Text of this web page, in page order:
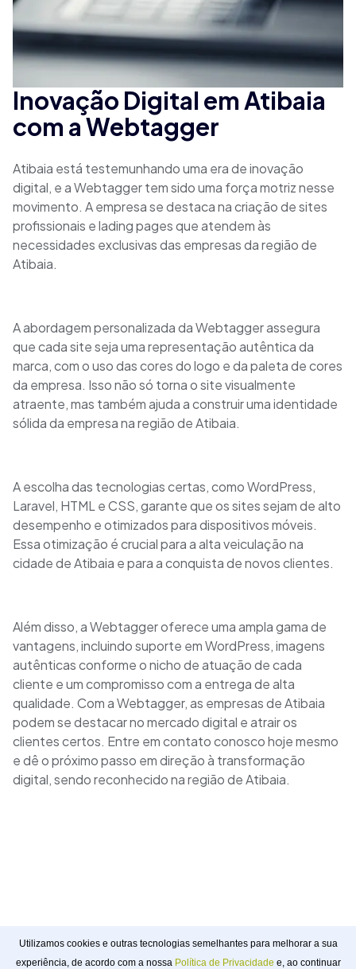
Inovação Digital em Atibaia
com a Webtagger
Atibaia está testemunhando uma era de inovação
digital, e a Webtagger tem sido uma força motriz nesse
movimento. A empresa se destaca na criação de sites
profissionais e lading pages que atendem às
necessidades exclusivas das empresas da região de
Atibaia.
A abordagem personalizada da Webtagger assegura
que cada site seja uma representação autêntica da
marca, com o uso das cores do logo e da paleta de cores
da empresa. Isso não só torna o site visualmente
atraente, mas também ajuda a construir uma identidade
sólida da empresa na região de Atibaia.
A escolha das tecnologias certas, como WordPress,
Laravel, HTML e CSS, garante que os sites sejam de alto
desempenho e otimizados para dispositivos móveis.
Essa otimização é crucial para a alta veiculação na
cidade de Atibaia e para a conquista de novos clientes.
Além disso, a Webtagger oferece uma ampla gama de
vantagens, incluindo suporte em WordPress, imagens
autênticas conforme o nicho de atuação de cada
cliente e um compromisso com a entrega de alta
qualidade. Com a Webtagger, as empresas de Atibaia
podem se destacar no mercado digital e atrair os
clientes certos. Entre em contato conosco hoje mesmo
e dê o próximo passo em direção à transformação
digital, sendo reconhecido na região de Atibaia.
Utilizamos cookies e outras tecnologias semelhantes para melhorar a sua
experiência, de acordo com a nossa Política de Privacidade e, ao continuar